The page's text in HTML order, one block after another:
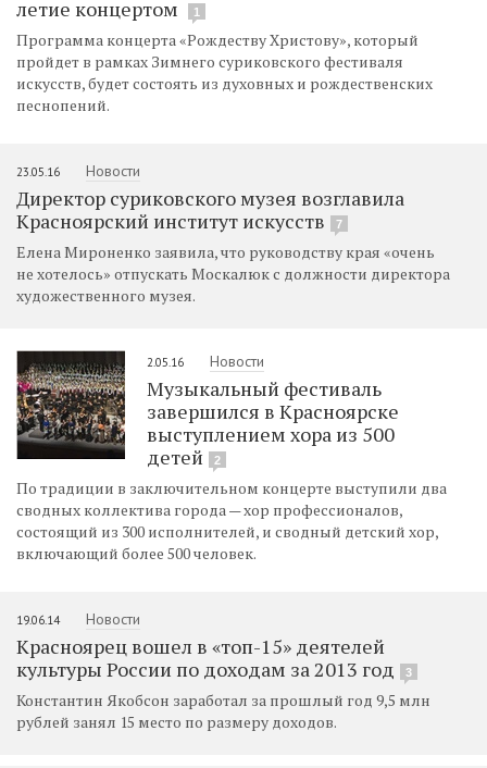
летие концертом 1
Программа концерта «Рождеству Христову», который
пройдет в рамках Зимнего суриковского фестиваля
искусств, будет состоять из духовных и рождественских
песнопений.
23.05.16 Новости
Директор суриковского музея возглавила
Красноярский институт искусств
7
Елена Мироненко заявила, что руководству края «очень
не хотелось» отпускать Москалюк с должности директора
художественного музея.
2.05.16 Новости
Музыкальный фестиваль
завершился в Красноярске
выступлением хора из 500
детей
2
По традиции в заключительном концерте выступили два
сводных коллектива города — хор профессионалов,
состоящий из 300 исполнителей, и сводный детский хор,
включающий более 500 человек.
19.06.14 Новости
Красноярец вошел в «топ-15» деятелей
культуры России по доходам за 2013 год
3
Константин Якобсон заработал за прошлый год 9,5 млн
рублей занял 15 место по размеру доходов.